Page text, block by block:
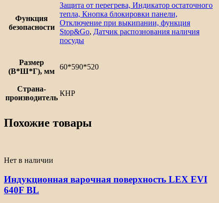
Функция
безопасности
Защита от перегрева, Индикатор остаточного
тепла, Кнопка блокировки панели,
Отключение при выкипании, функция
Stop&Go, Датчик распознования наличия
посуды
Размер
(В*Ш*Г), мм
60*590*520
Страна-
производитель
КНР
Похожие товары
Нет в наличии
Индукционная варочная поверхность LEX EVI
640F BL